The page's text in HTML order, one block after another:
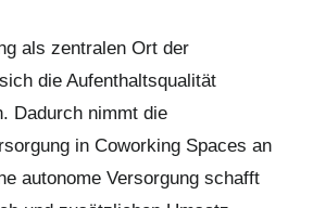
als zentralen Ort der
die Aufenthaltsqualität
Dadurch nimmt die
in Coworking Spaces an
autonome Versorgung schafft